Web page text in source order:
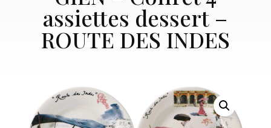
assiettes dessert –
ROUTE DES INDES